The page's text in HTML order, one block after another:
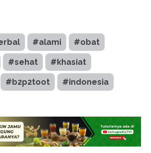
#alami #obat
#sehat #khasiat
#b2p2toot #indonesia